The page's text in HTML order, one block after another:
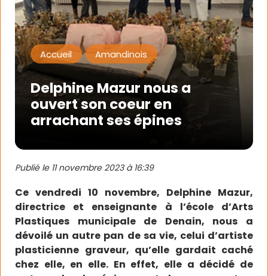
Accueil Amandinois
Delphine Mazur nous a
ouvert son coeur en
arrachant ses épines
Publié le 11 novembre 2023 à 16:39
Ce vendredi 10 novembre, Delphine Mazur,
directrice et enseignante à l’école d’Arts
Plastiques municipale de Denain, nous a
dévoilé un autre pan de sa vie, celui d’artiste
plasticienne graveur, qu’elle gardait caché
chez elle, en elle. En effet, elle a décidé de